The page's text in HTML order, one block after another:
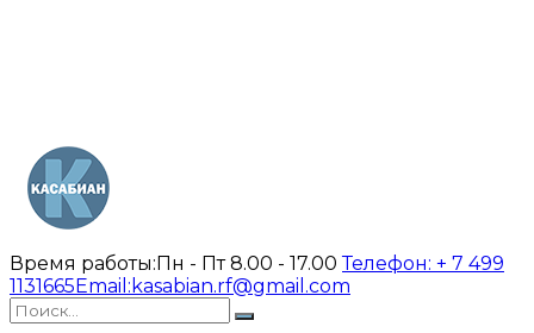
Время работы:Пн - Пт 8.00 - 17.00Телефон: + 7 499
1131665Email: kasabian.rf@gmail.com